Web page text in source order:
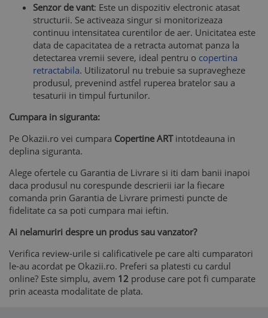
Senzor de vant: Este un dispozitiv electronic atasat
structurii. Se activeaza singur si monitorizeaza
continuu intensitatea curentilor de aer. Unicitatea este
data de capacitatea de a retracta automat panza la
detectarea vremii severe, ideal pentru o copertina
retractabila. Utilizatorul nu trebuie sa supravegheze
produsul, prevenind astfel ruperea bratelor sau a
tesaturii in timpul furtunilor.
Cumpara in siguranta:
Pe Okazii.ro vei cumpara Copertine ARTintotdeauna in
deplina siguranta.
Alege ofertele cu Garantia de Livrare si iti dam banii inapoi
daca produsul nu corespunde descrierii iar la fiecare
comanda prin Garantia de Livrare primesti puncte de
fidelitate ca sa poti cumpara mai ieftin.
Ai nelamuriri despre un produs sau vanzator?
Verifica review-urile si calificativele pe care alti cumparatori
le-au acordat pe Okazii.ro. Preferi sa platesti cu cardul
online? Este simplu, avem 12 produse care pot fi cumparate
prin aceasta modalitate de plata.